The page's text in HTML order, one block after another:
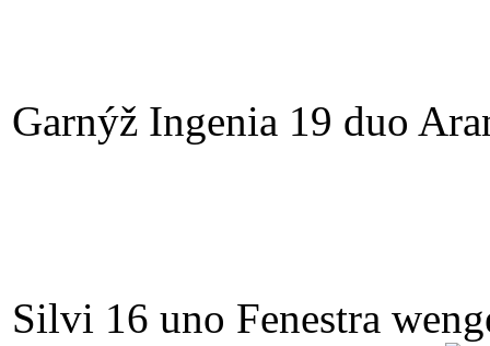
Garnýž Ingenia 19 duo
Silvi 16 uno Fenestra